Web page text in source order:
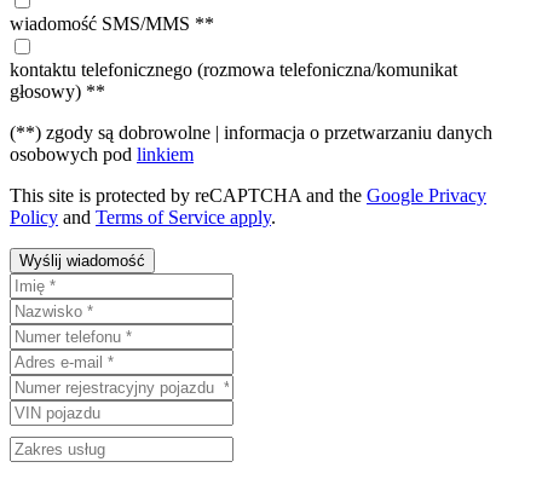
wiadomość SMS/MMS **
kontaktu telefonicznego (rozmowa telefoniczna/komunikat
głosowy) **
(**) zgody są dobrowolne | informacja o przetwarzaniu danych
osobowych pod linkiem
This site is protected by reCAPTCHA and the Google Privacy
Policy and Terms of Service apply.
Wyślij wiadomość